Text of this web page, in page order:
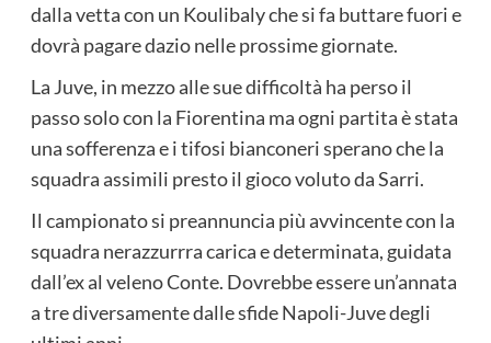
dalla vetta con un Koulibaly che si fa buttare fuori e
dovrà pagare dazio nelle prossime giornate.
La Juve, in mezzo alle sue difficoltà ha perso il
passo solo con la Fiorentina ma ogni partita è stata
una sofferenza e i tifosi bianconeri sperano che la
squadra assimili presto il gioco voluto da Sarri.
Il campionato si preannuncia più avvincente con la
squadra nerazzurrra carica e determinata, guidata
dall’ex al veleno Conte. Dovrebbe essere un’annata
a tre diversamente dalle sfide Napoli-Juve degli